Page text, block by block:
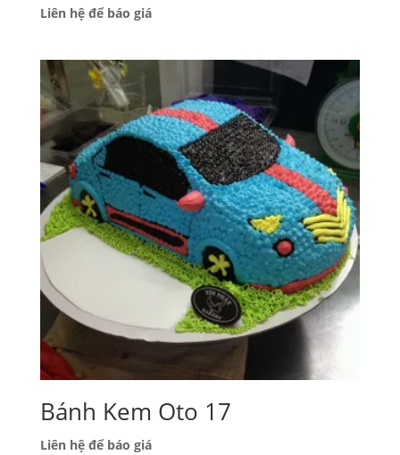
Liên hệ để báo giá
Bánh Kem Oto 17
Liên hệ để báo giá